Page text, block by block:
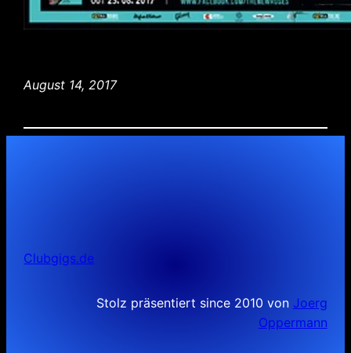
August 14, 2017
Clubgigs.de
Stolz präsentiert since 2010 von Joerg
Oppermann